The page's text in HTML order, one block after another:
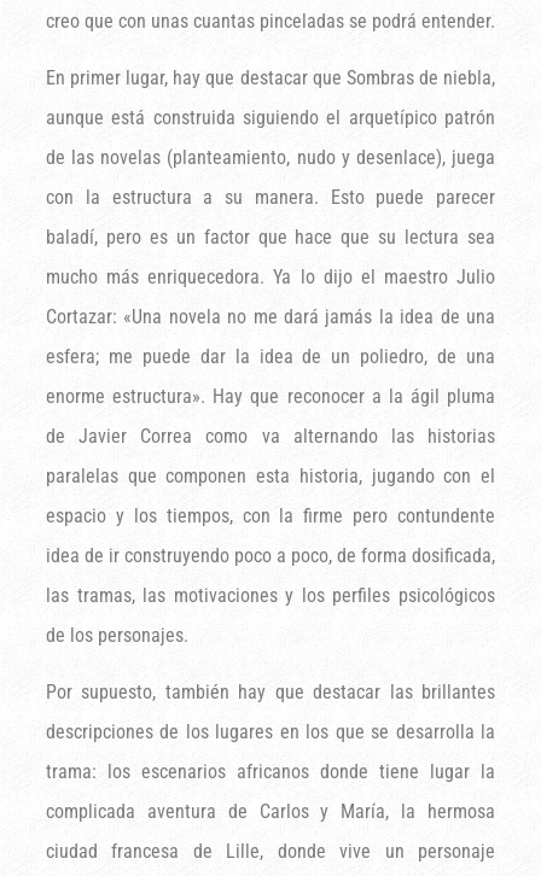
creo que con unas cuantas pinceladas se podrá entender.
En primer lugar, hay que destacar que Sombras de niebla,
aunque está construida siguiendo el arquetípico patrón
de las novelas (planteamiento, nudo y desenlace), juega
con la estructura a su manera. Esto puede parecer
baladí, pero es un factor que hace que su lectura sea
mucho más enriquecedora. Ya lo dijo el maestro Julio
Cortazar: «Una novela no me dará jamás la idea de una
esfera; me puede dar la idea de un poliedro, de una
enorme estructura». Hay que reconocer a la ágil pluma
de Javier Correa como va alternando las historias
paralelas que componen esta historia, jugando con el
espacio y los tiempos, con la firme pero contundente
idea de ir construyendo poco a poco, de forma dosificada,
las tramas, las motivaciones y los perfiles psicológicos
de los personajes.
Por supuesto, también hay que destacar las brillantes
descripciones de los lugares en los que se desarrolla la
trama: los escenarios africanos donde tiene lugar la
complicada aventura de Carlos y María, la hermosa
ciudad francesa de Lille, donde vive un personaje